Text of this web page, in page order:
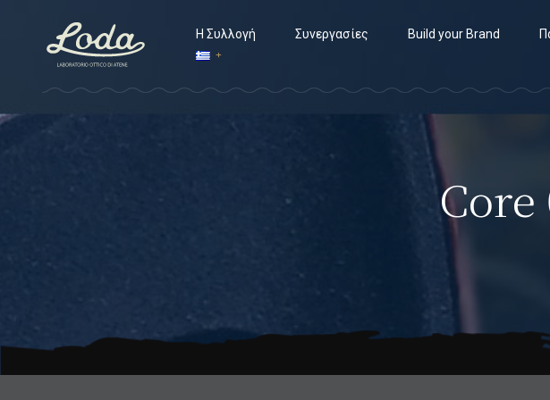
Η Συλλογή Συνεργασίες Build your Brand
Core